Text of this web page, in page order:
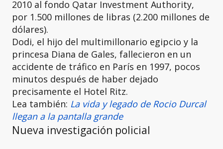
2010 al fondo Qatar Investment Authority,
por 1.500 millones de libras (2.200 millones de
dólares).
Dodi, el hijo del multimillonario egipcio y la
princesa Diana de Gales, fallecieron en un
accidente de tráfico en París en 1997, pocos
minutos después de haber dejado
precisamente el Hotel Ritz.
Lea también: La vida y legado de Rocio Durcal
llegan a la pantalla grande
Nueva investigación policial